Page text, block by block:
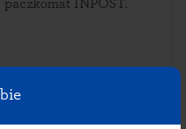
paczkomat INPOST.